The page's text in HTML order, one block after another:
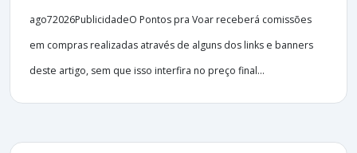
ago72026PublicidadeO Pontos pra Voar receberá comissões
em compras realizadas através de alguns dos links e banners
deste artigo, sem que isso interfira no preço final...